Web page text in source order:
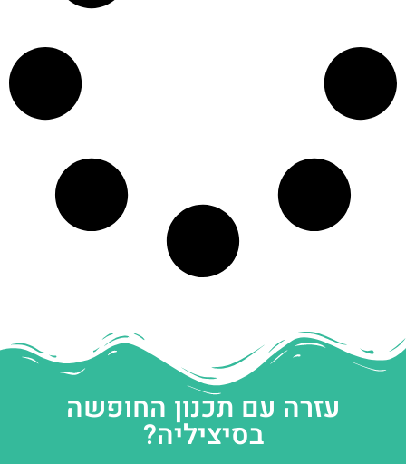
עזרה עם תכנון החופשה
בסיציליה?